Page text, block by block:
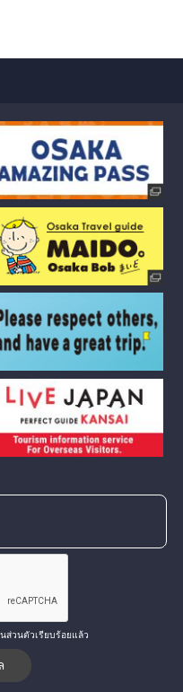
ส่วนตัวเรียบร้อยแล้ว